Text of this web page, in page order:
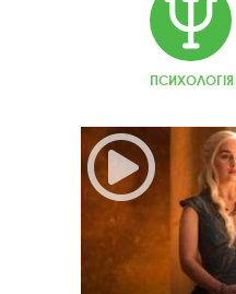
ПСИХОЛОГІЯ